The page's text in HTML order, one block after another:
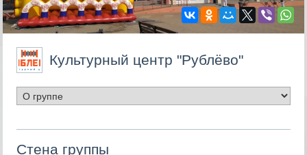
Культурный центр "Рублёво"
Стена группы